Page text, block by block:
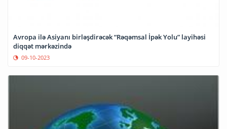
Avropa ilə Asiyanı birləşdirəcək “Rəqəmsal İpək Yolu” layihəsi
diqqət mərkəzində
09-10-2023